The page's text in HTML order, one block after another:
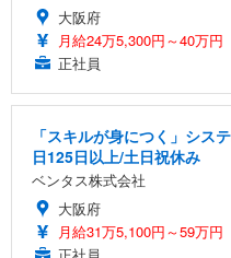
大阪府
月給24万5,300円～40万円
正社員
「スキルが身につく」シス
日125日以上/土日祝休み
ベンタス株式会社
大阪府
月給31万5,100円～59万円